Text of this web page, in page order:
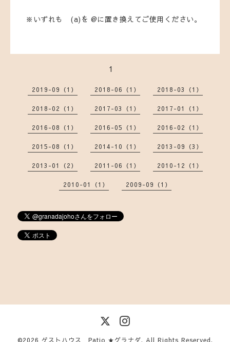
※いずれも (a)を @に置き換えてご使用ください。
1
2019-09（1） 2018-06（1） 2018-03（1）
2018-02（1） 2017-03（1） 2017-01（1）
2016-08（1） 2016-05（1） 2016-02（1）
2015-08（1） 2014-10（1） 2013-09（3）
2013-01（2） 2011-06（1） 2010-12（1）
2010-01（1） 2009-09（1）
©2026 ゲストハウス Patio ★グラナダ. All Rights Reserved.